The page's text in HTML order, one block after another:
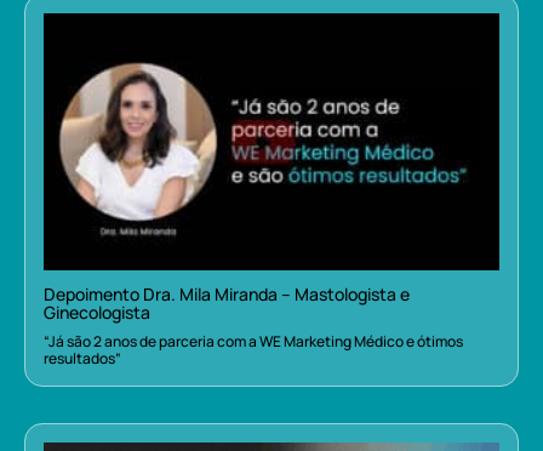
Depoimento Dra. Mila Miranda – Mastologista e
Ginecologista
“Já são 2 anos de parceria com a WE Marketing Médico e ótimos
resultados”